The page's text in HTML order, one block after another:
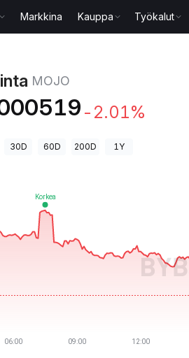
Markkina Kauppa Työkalut
MOJO
-2.01%
30D 60D 200D 1Y